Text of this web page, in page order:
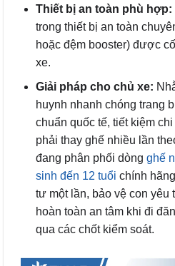
Thiết bị an toàn phù hợp:
trong thiết bị an toàn
hoặc đệm booster) được
xe.
Giải pháp cho chủ xe:
huynh nhanh chóng trang
chuẩn quốc tế, tiết kiệm
phải thay ghế nhiều lần
đang phân phối dòng ghế
sinh đến 12 tuổi chính
tư một lần, bảo vệ con yêu
hoàn toàn an tâm khi đi
qua các chốt kiểm soát.